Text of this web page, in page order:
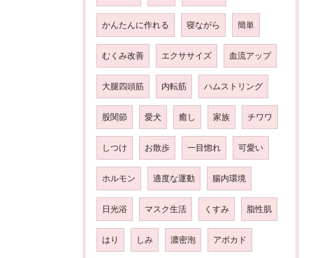
かんたんに作れる 寝ながら 簡単
むくみ改善 エクササイズ 血流アップ
大腿四頭筋 内転筋 ハムストリング
股関節 愛犬 癒し 家族 チワワ
しつけ お散歩 一目惚れ 可愛い
ホルモン 適度な運動 腸内環境
日光浴 マスク生活 くすみ 脂性肌
はり しみ 濃密泡 アボカド